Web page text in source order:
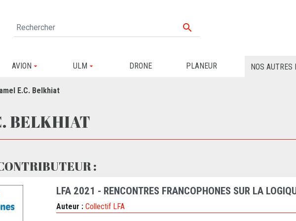

AVION ULM DRONE PLANEUR NOS AUTRES
E.C. Belkhiat
BELKHIAT
:
LFA 2021 - RENCONTRES FRANCOPHONES SUR LA
Auteur : Collectif LFA